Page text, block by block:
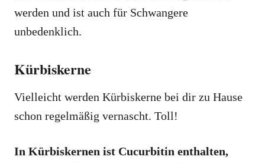
werden und ist auch für Schwangere
unbedenklich.
Kürbiskerne
Vielleicht werden Kürbiskerne bei dir zu Hause
schon regelmäßig vernascht. Toll!
In Kürbiskernen ist Cucurbitin enthalten,